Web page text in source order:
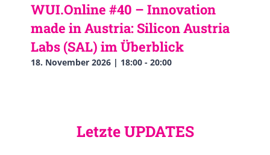
WUI.Online #40 – Innovation
made in Austria: Silicon Austria
Labs (SAL) im Überblick
18. November 2026 | 18:00 - 20:00
Letzte UPDATES